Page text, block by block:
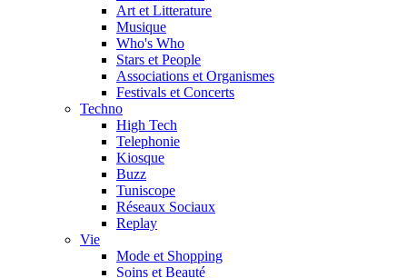
Art et Litterature
Musique
Who's Who
Stars et People
Associations et Organismes
Festivals et Concerts
Techno
High Tech
Telephonie
Kiosque
Buzz
Tuniscope
Réseaux Sociaux
Replay
Vie
Mode et Shopping
Soins et Beauté